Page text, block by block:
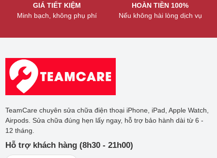
Báo giá sản phẩm miếng dán cường
lực Apple Watch
Hiện tại bạn có thể mua miếng dán cường lực cho Apple
Watch ở TeamCare chỉ với 120.000đ. Bạn hoàn toàn có thể tự
dán tại nhà hoặc để kỹ thuật viên của chúng tôi hỗ trợ, đảm
bảo miếng dán đúng vị trí và không làm lọt bụi bẩn trong quá
trình thực hiện.
GIÁ TIẾT KIỆM
Minh bạch, không phụ phí
HOÀN TIỀN 100%
Nếu không hài lòng dịch vụ
TeamCare chuyên sửa chữa điện thoại iPhone, iPad, Apple Watch,
Airpods. Sửa chữa đúng hẹn lấy ngay, hỗ trợ bảo hành dài từ 6 -
12 tháng.
Hỗ trợ khách hàng (8h30 - 21h00)